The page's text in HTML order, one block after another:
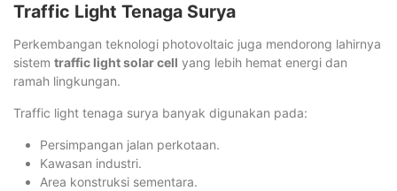
Traffic Light Tenaga Surya
Perkembangan teknologi photovoltaic juga mendorong lahirnya
sistem traffic light solar cell yang lebih hemat energi dan
ramah lingkungan.
Traffic light tenaga surya banyak digunakan pada:
Persimpangan jalan perkotaan.
Kawasan industri.
Area konstruksi sementara.